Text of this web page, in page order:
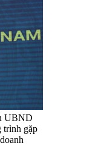
UBND
trình gặp